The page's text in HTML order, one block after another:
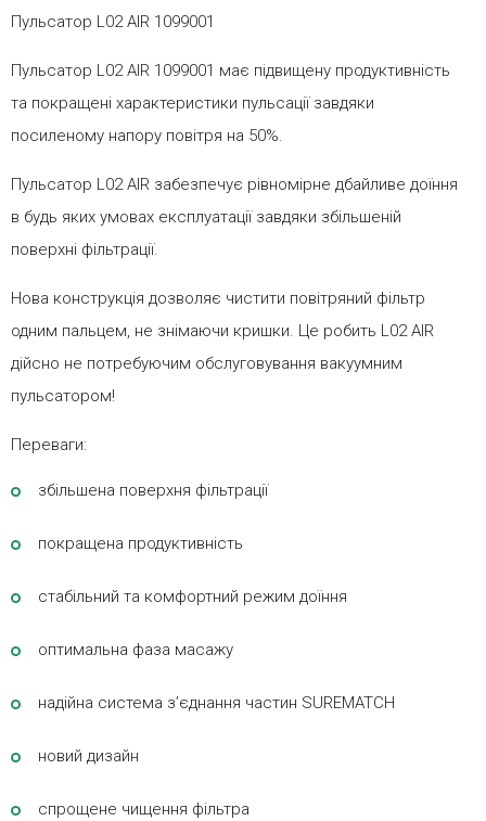
Пульсатор L02 AIR 1099001
Пульсатор L02 AIR 1099001 має підвищену продуктивність
та покращені характеристики пульсації завдяки
посиленому напору повітря на 50%.
Пульсатор L02 AIR забезпечує рівномірне дбайливе доїння
в будь яких умовах експлуатації завдяки збільшеній
поверхні фільтрації.
Нова конструкція дозволяє чистити повітряний фільтр
одним пальцем, не знімаючи кришки. Це робить L02 AIR
дійсно не потребуючим обслуговування вакуумним
пульсатором!
Переваги:
збільшена поверхня фільтрації
покращена продуктивність
стабільний та комфортний режим доїння
оптимальна фаза масажу
надійна система з’єднання частин SUREMATCH
новий дизайн
спрощене чищення фільтра